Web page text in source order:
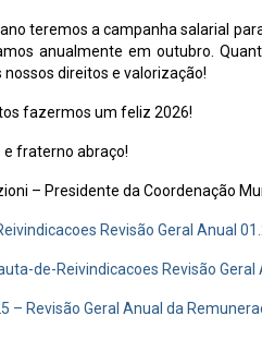
teremos a campanha salarial
anualmente em outubro.
direitos e valorização!
fazermos um feliz 2026!
e fraterno abraço!
– Presidente da Coordenação
Revisão Geral Anual
de-Reivindicacoes Revisão Geral
– Revisão Geral Anual da